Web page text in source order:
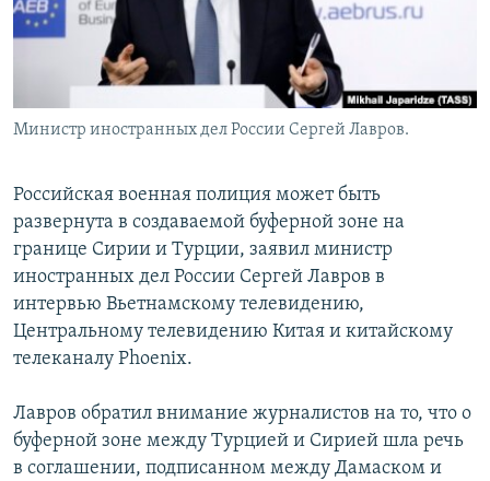
Министр иностранных дел России Сергей Лавров.
Российская военная полиция может быть
развернута в создаваемой буферной зоне на
границе Сирии и Турции, заявил министр
иностранных дел России Сергей Лавров в
интервью Вьетнамскому телевидению,
Центральному телевидению Китая и китайскому
телеканалу Phoenix.
Лавров обратил внимание журналистов на то, что о
буферной зоне между Турцией и Сирией шла речь
в соглашении, подписанном между Дамаском и